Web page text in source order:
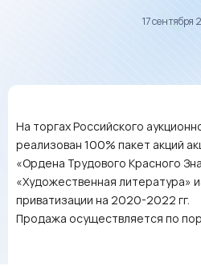
17 сентября
На торгах Российского
реализован 100% пакет акций
«Ордена Трудового Красного
«Художественная литература»
приватизации на 2020-2022 гг.
Продажа осуществляется по